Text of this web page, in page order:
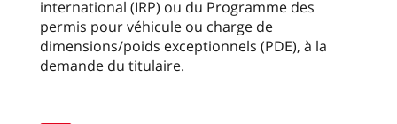
international (IRP) ou du Programme des
permis pour véhicule ou charge de
dimensions/poids exceptionnels (PDE), à la
demande du titulaire.